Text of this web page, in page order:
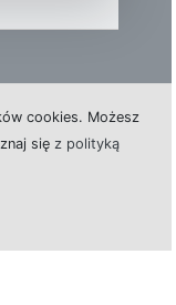
cookies. Możesz
znaj się z polityką